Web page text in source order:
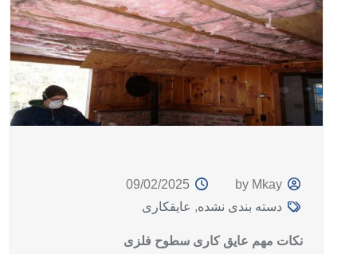
by Mkay
09/02/2025
دسته بندی نشده, عایقکاری
نکات مهم عایق کاری سطوح فلزی